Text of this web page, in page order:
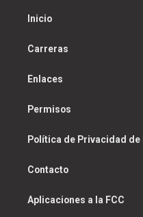
Inicio
Carreras
Enlaces
Permisos
Política de Privacidad de
Contacto
Aplicaciones a la FCC